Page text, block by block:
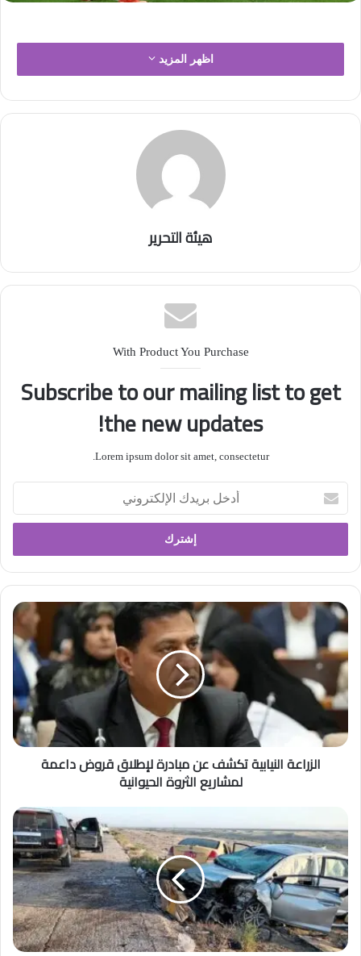
اظهر المزيد
هيئة التحرير
With Product You Purchase
Subscribe to our mailing list to get
the new updates!
Lorem ipsum dolor sit amet, consectetur.
خ
ب
ر
د
ك
ل
إ
ل
ك
ر
الزراعة النيابية تكشف عن مبادرة لإطلاق قروض داعمة
لمشاريع الثروة الحيوانية